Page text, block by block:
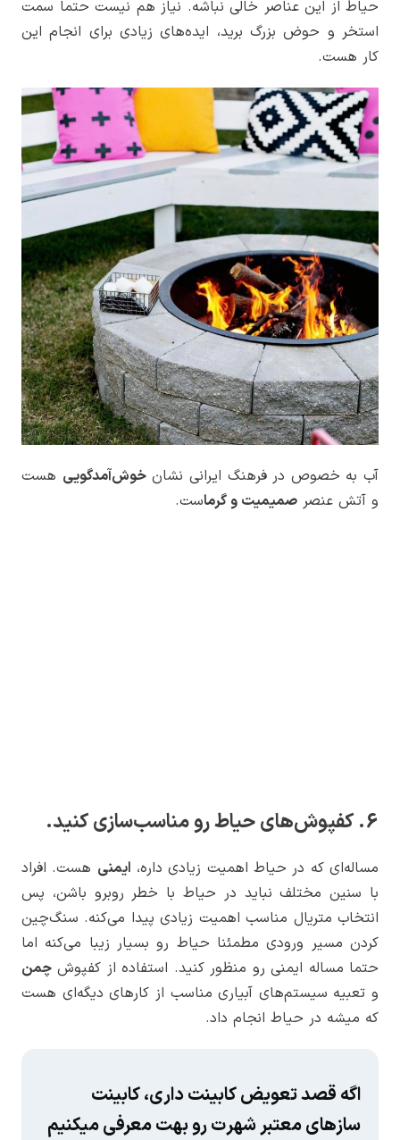
حیاط از این عناصر خالی نباشه. نیاز هم نیست حتما سمت
استخر و حوض بزرگ برید، ایده‌های زیادی برای انجام این
کار هست.
آب به خصوص در فرهنگ ایرانی نشانخوش‌آمدگویی هست
و آتش عنصر صمیمیت و گرماست.
6. کفپوش‌های حیاط رو مناسب‌سازی کنید.
مساله‌ای که در حیاط اهمیت زیادی داره، ایمنی هست. افراد
با سنین مختلف نباید در حیاط با خطر روبرو باشن، پس
انتخاب متریال مناسب اهمیت زیادی پیدا می‌کنه. سنگ‌چین
کردن مسیر ورودی مطمئنا حیاط رو بسیار زیبا می‌کنه اما
حتما مساله ایمنی رو منظور کنید. استفاده از کفپوش چمن
و تعبیه سیستم‌های آبیاری مناسب از کارهای دیگه‌ای هست
که میشه در حیاط انجام داد.
اگه قصد تعویض کابینت داری، کابینت
سازهای معتبر شهرت رو بهت معرفی میکنیم